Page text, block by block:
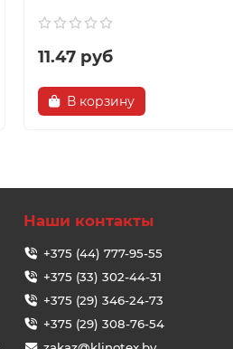
11.47 руб
В корзину
Наши контакты
+375 (44) 777-95-55
+375 (33) 302-44-31
+375 (29) 346-24-73
+375 (29) 308-76-54